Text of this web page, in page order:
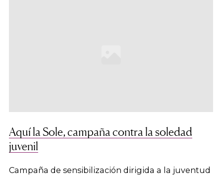
Aquí la Sole, campaña contra la soledad
juvenil
Campaña de sensibilización dirigida a la juventud